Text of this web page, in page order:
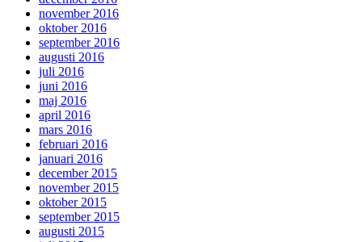
november 2016
oktober 2016
september 2016
augusti 2016
juli 2016
juni 2016
maj 2016
april 2016
mars 2016
februari 2016
januari 2016
december 2015
november 2015
oktober 2015
september 2015
augusti 2015